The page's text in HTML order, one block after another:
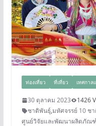
ท่องเที่ยว ที่เที่ยว เทศกาล
30 ตุลาคม 2023
1426
ชาติพันธุ์,มหัศจรรย์ 10 ช
ศูนย์วิจัยและพัฒนาผลิตภัณ